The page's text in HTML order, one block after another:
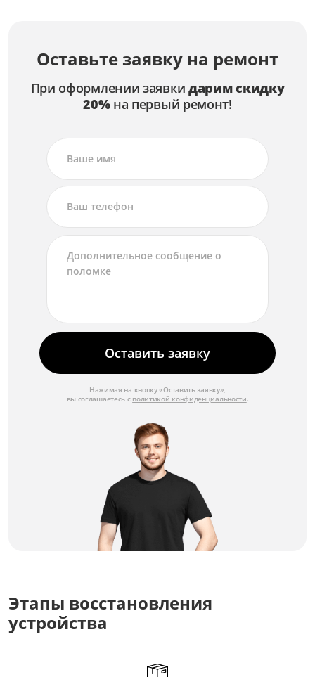
Ремонт лампы
Оставьте заявку на ремонт
При оформлении заявки дарим скидку
20%на первый ремонт!
Оставить заявку
Нажимая на кнопку «Оставить заявку»,
вы соглашаетесь с политикой конфиденциальности.
Этапы восстановления
устройства